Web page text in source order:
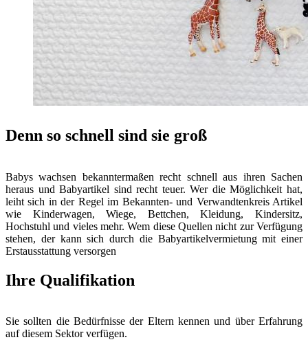
Denn so schnell sind sie groß
Babys wachsen bekanntermaßen recht schnell aus ihren Sachen
heraus und Babyartikel sind recht teuer. Wer die Möglichkeit hat,
leiht sich in der Regel im Bekannten- und Verwandtenkreis Artikel
wie Kinderwagen, Wiege, Bettchen, Kleidung, Kindersitz,
Hochstuhl und vieles mehr. Wem diese Quellen nicht zur Verfügung
stehen, der kann sich durch die Babyartikelvermietung mit einer
Erstausstattung versorgen
Ihre Qualifikation
Sie sollten die Bedürfnisse der Eltern kennen und über Erfahrung
auf diesem Sektor verfügen.